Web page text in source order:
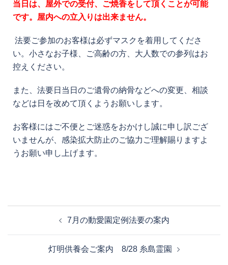
当日は、屋外での受付、ご焼香をして頂くことが可能
です。屋内への立入りは出来ません。
法要ご参加のお客様は必ずマスクを着用してくださ
い。小さなお子様、ご高齢の方、大人数での参列はお
控えください。
また、法要日当日のご遺骨の納骨などへの変更、相談
などは日を改めて頂くようお願いします。
お客様にはご不便とご迷惑をおかけし誠に申し訳ござ
いませんが、感染拡大防止のご協力ご理解賜りますよ
うお願い申し上げます。
7月の動愛園定例法要の案内
灯明供養会ご案内 8/28 糸島霊園